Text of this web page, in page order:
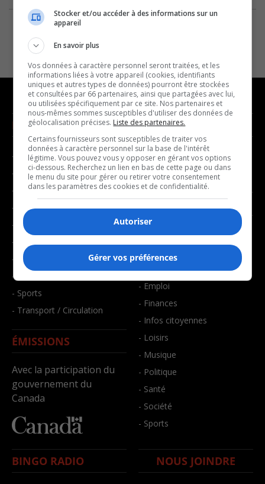
NOUVELLES
- Affaires municipales
- Communauté / Social
- Culture
- Économie
- Éducation
- Environnement
- Faits divers
- Santé et bien-être
- Sports
- Transport / Circulation
ÉMISSIONS
Avec la participation du
gouvernement du
Canada
MUSIQUE
- Décompte franco
- Joué récemment
BALADOS
- Affaires
- Art de vivre
- Bien-être
- Emploi
- Finances
- Infos citoyennes
- Loisirs
- Musique
- Politique
- Santé
- Société
- Sports
BINGO RADIO NOUS JOINDRE
Stocker et/ou accéder à des informations sur un
appareil
En savoir plus
Vos données à caractère personnel seront traitées, et les
informations liées à votre appareil (cookies, identifiants
uniques et autres types de données) pourront être stockées
et consultées par 66 partenaires, ainsi que partagées avec lui,
ou utilisées spécifiquement par ce site. Nos partenaires et
nous-mêmes sommes susceptibles d'utiliser des données de
géolocalisation précises. Liste des partenaires.
Certains fournisseurs sont susceptibles de traiter vos
données à caractère personnel sur la base de l'intérêt
légitime. Vous pouvez vous y opposer en gérant vos options
ci-dessous. Recherchez un lien en bas de cette page ou dans
le menu du site pour gérer ou retirer votre consentement
dans les paramètres des cookies et de confidentialité.
Autoriser
Gérer vos préférences